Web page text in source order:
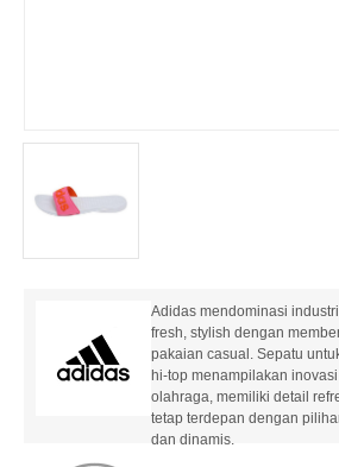
Adidas mendominasi
fresh, stylish dengan
pakaian casual. Sepatu
hi-top menampilakan
olahraga, memiliki detail
tetap terdepan dengan
dan dinamis.